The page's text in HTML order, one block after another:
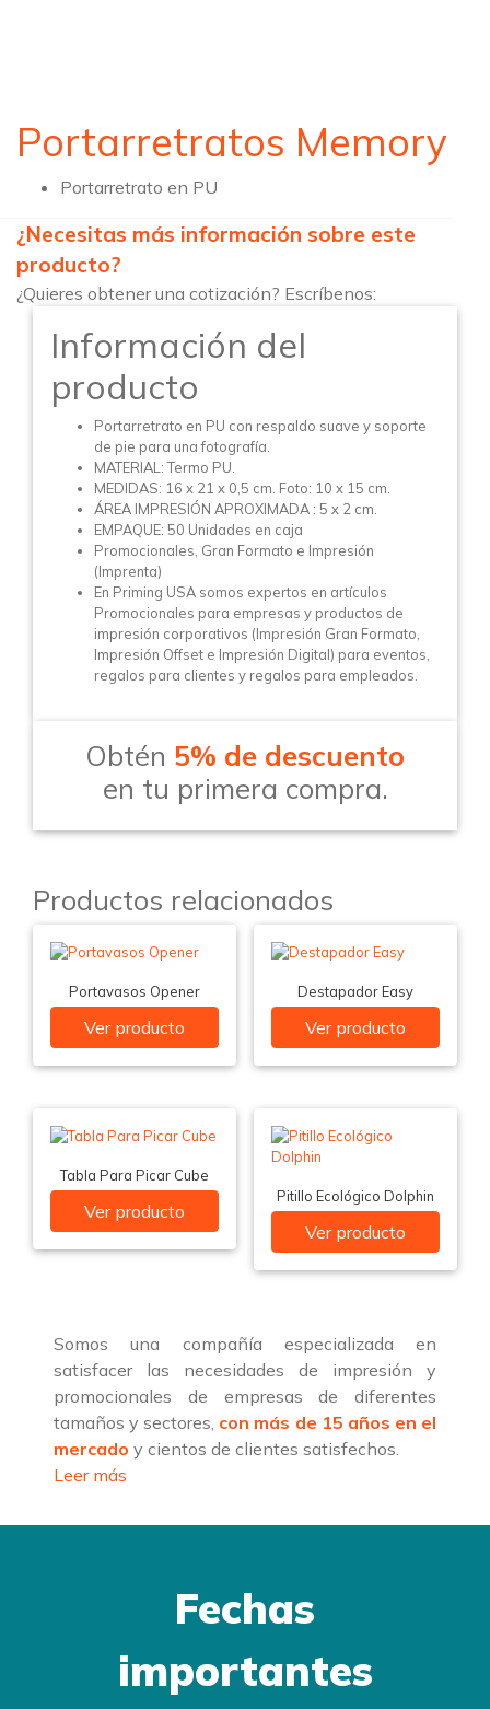
Portarretratos Memory
Portarretrato en PU
¿Necesitas más información sobre este
producto?
¿Quieres obtener una cotización? Escríbenos:
Información del
producto
Portarretrato en PU con respaldo suave y soporte
de pie para una fotografía.
MATERIAL: Termo PU.
MEDIDAS: 16 x 21 x 0,5 cm. Foto: 10 x 15 cm.
ÁREA IMPRESIÓN APROXIMADA : 5 x 2 cm.
EMPAQUE: 50 Unidades en caja
Promocionales, Gran Formato e Impresión
(Imprenta)
En Priming USA somos expertos en artículos
Promocionales para empresas y productos de
impresión corporativos (Impresión Gran Formato,
Impresión Offset e Impresión Digital) para eventos,
regalos para clientes y regalos para empleados.
Obtén 5% de descuento
en tu primera compra.
Productos relacionados
Portavasos Opener
Ver producto
Destapador Easy
Ver producto
Tabla Para Picar Cube
Ver producto
Pitillo Ecológico Dolphin
Ver producto
Somos una compañía especializada en
satisfacer las necesidades de impresión y
promocionales de empresas de diferentes
tamaños y sectores, con más de 15 años en el
mercado y cientos de clientes satisfechos.
Leer más
Fechas
importantes